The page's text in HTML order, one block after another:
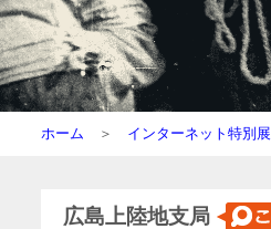
ホーム ＞ インターネット特別展
広島上陸地支局